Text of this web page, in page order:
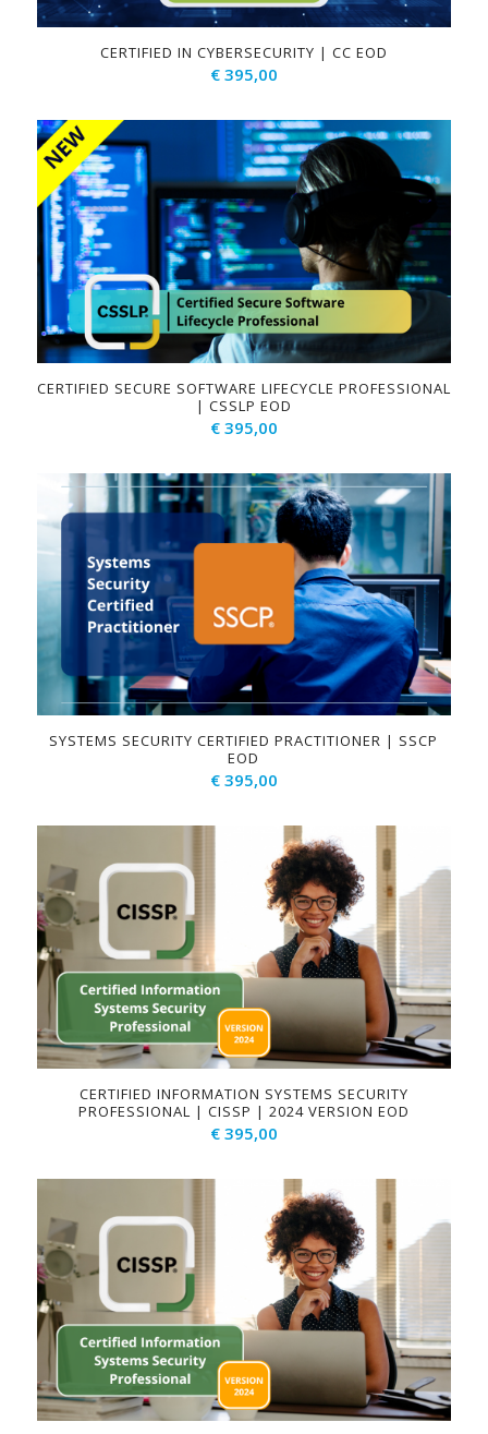
CERTIFIED IN CYBERSECURITY | CC EOD
€395,00
CERTIFIED SECURE SOFTWARE LIFECYCLE PROFESSIONAL
| CSSLP EOD
€395,00
SYSTEMS SECURITY CERTIFIED PRACTITIONER | SSCP
EOD
€395,00
CERTIFIED INFORMATION SYSTEMS SECURITY
PROFESSIONAL | CISSP | 2024 VERSION EOD
€395,00